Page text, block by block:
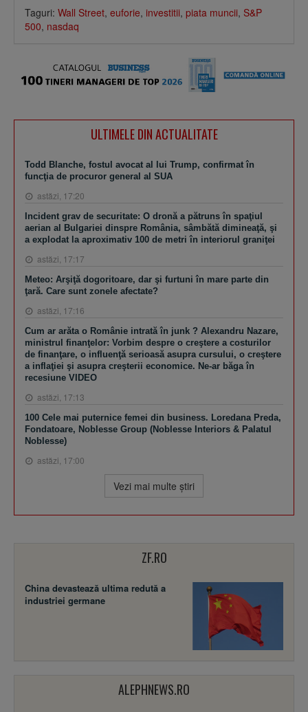
Taguri: Wall Street, euforie, investitii, piata muncii, S&P
500, nasdaq
ULTIMELE DIN ACTUALITATE
Todd Blanche, fostul avocat al lui Trump, confirmat în
funcţia de procuror general al SUA
astăzi, 17:20
Incident grav de securitate: O dronă a pătruns în spaţiul
aerian al Bulgariei dinspre România, sâmbătă dimineaţă, şi
a explodat la aproximativ 100 de metri în interiorul graniţei
astăzi, 17:17
Meteo: Arşiţă dogoritoare, dar şi furtuni în mare parte din
ţară. Care sunt zonele afectate?
astăzi, 17:16
Cum ar arăta o Românie intrată în junk ? Alexandru Nazare,
ministrul finanţelor: Vorbim despre o creştere a costurilor
de finanţare, o influenţă serioasă asupra cursului, o creştere
a inflaţiei şi asupra creşterii economice. Ne-ar băga în
recesiune VIDEO
astăzi, 17:13
100 Cele mai puternice femei din business. Loredana Preda,
Fondatoare, Noblesse Group (Noblesse Interiors & Palatul
Noblesse)
astăzi, 17:00
Vezi mai multe ştiri
ZF.RO
China devastează ultima redută a
industriei germane
ALEPHNEWS.RO